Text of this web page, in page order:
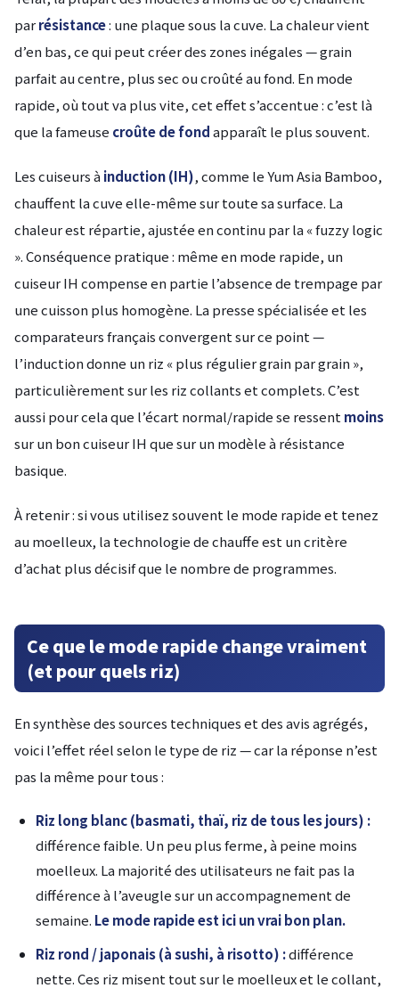
parrésistance: une plaque sous la cuve. La chaleur vient
d’en bas, ce qui peut créer des zones inégales — grain
parfait au centre, plus sec ou croûté au fond. En mode
rapide, où tout va plus vite, cet effet s’accentue : c’est là
que la fameuse croûte de fondapparaît le plus souvent.
Les cuiseurs à induction (IH), comme le Yum Asia Bamboo,
chauffent la cuve elle-même sur toute sa surface. La
chaleur est répartie, ajustée en continu par la « fuzzy logic
». Conséquence pratique : même en mode rapide, un
cuiseur IH compense en partie l’absence de trempage par
une cuisson plus homogène. La presse spécialisée et les
comparateurs français convergent sur ce point —
l’induction donne un riz « plus régulier grain par grain »,
particulièrement sur les riz collants et complets. C’est
aussi pour cela que l’écart normal/rapide se ressent moins
sur un bon cuiseur IH que sur un modèle à résistance
basique.
À retenir : si vous utilisez souvent le mode rapide et tenez
au moelleux, la technologie de chauffe est un critère
d’achat plus décisif que le nombre de programmes.
Ce que le mode rapide change vraiment
(et pour quels riz)
En synthèse des sources techniques et des avis agrégés,
voici l’effet réel selon le type de riz — car la réponse n’est
pas la même pour tous :
Riz long blanc (basmati, thaï, riz de tous les jours) :
différence faible. Un peu plus ferme, à peine moins
moelleux. La majorité des utilisateurs ne fait pas la
différence à l’aveugle sur un accompagnement de
semaine. Le mode rapide est ici un vrai bon plan.
Riz rond / japonais (à sushi, à risotto) :différence
nette. Ces riz misent tout sur le moelleux et le collant,